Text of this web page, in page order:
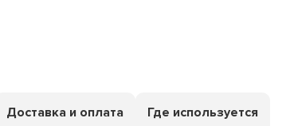
Доставка и оплата Где используется